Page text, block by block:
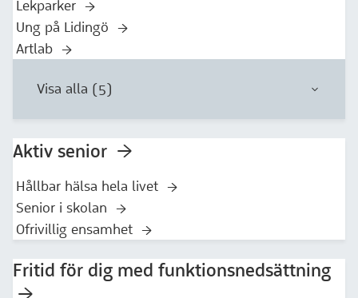
Lekparker
Ung på Lidingö
Artlab
Visa alla (5)
Aktiv senior
Hållbar hälsa hela livet
Senior i skolan
Ofrivillig ensamhet
Fritid för dig med funktionsnedsättning